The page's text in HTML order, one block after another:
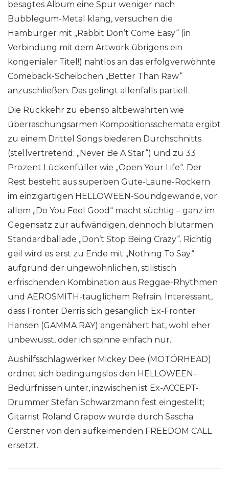
besagtes Album eine Spur weniger nach
Bubblegum-Metal klang, versuchen die
Hamburger mit „Rabbit Don’t Come Easy“ (in
Verbindung mit dem Artwork übrigens ein
kongenialer Titel!) nahtlos an das erfolgverwöhnte
Comeback-Scheibchen „Better Than Raw“
anzuschließen. Das gelingt allenfalls partiell.
Die Rückkehr zu ebenso altbewährten wie
überraschungsarmen Kompositionsschemata ergibt
zu einem Drittel Songs biederen Durchschnitts
(stellvertretend: „Never Be A Star“) und zu 33
Prozent Lückenfüller wie „Open Your Life“. Der
Rest besteht aus superben Gute-Laune-Rockern
im einzigartigen HELLOWEEN-Soundgewande, vor
allem „Do You Feel Good“ macht süchtig – ganz im
Gegensatz zur aufwändigen, dennoch blutarmen
Standardballade „Don’t Stop Being Crazy“. Richtig
geil wird es erst zu Ende mit „Nothing To Say“
aufgrund der ungewöhnlichen, stilistisch
erfrischenden Kombination aus Reggae-Rhythmen
und AEROSMITH-tauglichem Refrain. Interessant,
dass Fronter Derris sich gesanglich Ex-Fronter
Hansen (GAMMA RAY) angenähert hat, wohl eher
unbewusst, oder ich spinne einfach nur.
Aushilfsschlagwerker Mickey Dee (MOTÖRHEAD)
ordnet sich bedingungslos den HELLOWEEN-
Bedürfnissen unter, inzwischen ist Ex-ACCEPT-
Drummer Stefan Schwarzmann fest eingestellt;
Gitarrist Roland Grapow wurde durch Sascha
Gerstner von den aufkeimenden FREEDOM CALL
ersetzt.